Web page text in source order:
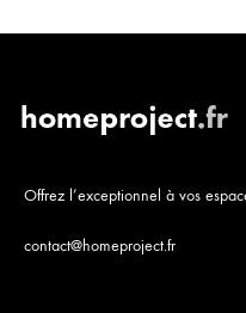
Offrez l’exceptionnel à vos
contact@homeproject.fr